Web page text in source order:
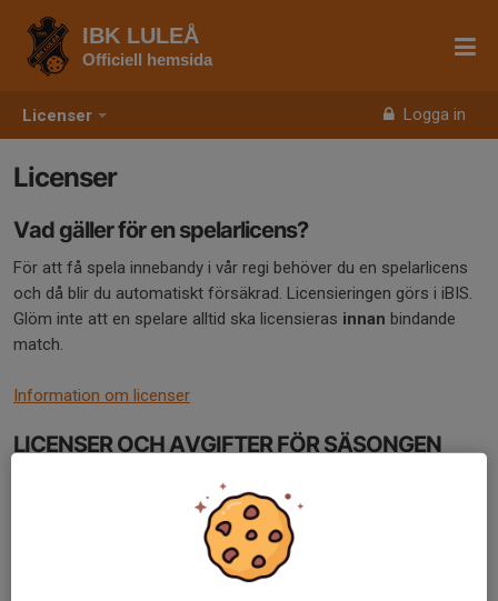
Licenser Logga in
IBK LULEÅ
Officiell hemsida
Licenser
Vad gäller för en spelarlicens?
För att få spela innebandy i vår regi behöver du en spelarlicens
och då blir du automatiskt försäkrad. Licensieringen görs i iBIS.
Glöm inte att en spelare alltid ska licensieras innan bindande
match.
Information om licenser
LICENSER OCH AVGIFTER FÖR SÄSONGEN
0-9 år (född 2011- och yngre) = 80 kr
10-12 år (född 2008-2010) = 140 kr
13-15 år (född 2005-2007) = 190 kr
16 år (född 2004- och äldre) = 400 kr